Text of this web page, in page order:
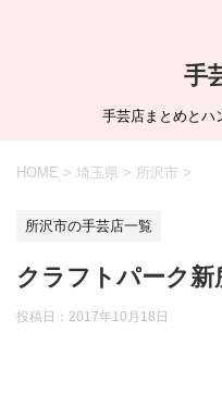
手
手芸店まとめとハ
HOME > 埼玉県 > 所沢市 >
所沢市の手芸店一覧
クラフトパーク
投稿日： 2017年10月18日